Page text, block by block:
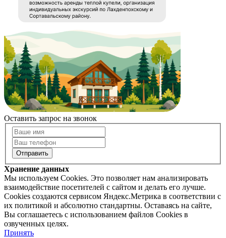
Оставить запрос на звонок
Хранение данных
Мы используем Cookies. Это позволяет нам анализировать
взаимодействие посетителей с сайтом и делать его лучше.
Cookies создаются сервисом Яндекс.Метрика в соответствии с
их политикой и абсолютно стандартны. Оставаясь на сайте,
Вы соглашаетесь с использованием файлов Cookies в
озвученных целях.
Принять